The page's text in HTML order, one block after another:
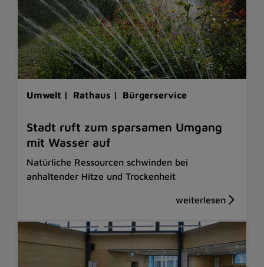
Umwelt | Rathaus | Bürgerservice
Stadt ruft zum sparsamen Umgang
mit Wasser auf
Natürliche Ressourcen schwinden bei
anhaltender Hitze und Trockenheit